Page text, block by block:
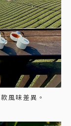
風味差異。